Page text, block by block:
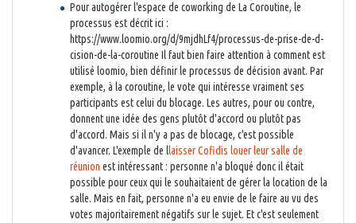
Pour autogérer l'espace de coworking de La Coroutine, le
processus est décrit ici :
https://www.loomio.org/d/9mjdhLf4/processus-de-prise-de-d-
cision-de-la-coroutine Il faut bien faire attention à comment est
utilisé loomio, bien définir le processus de décision avant. Par
exemple, à la coroutine, le vote qui intéresse vraiment ses
participants est celui du blocage. Les autres, pour ou contre,
donnent une idée des gens plutôt d'accord ou plutôt pas
d'accord. Mais si il n'y a pas de blocage, c'est possible
d'avancer. L'exemple de llaisser Cofidis louer leur salle de
réunion est intéressant : personne n'a bloqué donc il était
possible pour ceux qui le souhaitaient de gérer la location de la
salle. Mais en fait, personne n'a eu envie de le faire au vu des
votes majoritairement négatifs sur le sujet. Et c'est seulement